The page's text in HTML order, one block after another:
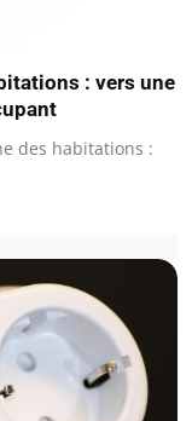
: vers une
des habitations :